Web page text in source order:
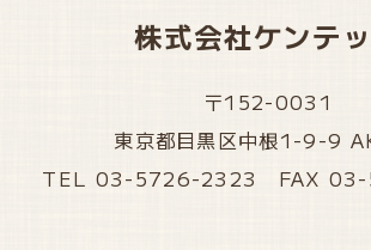
株式会社ケンテ
〒152-0031
東京都目黒区中根1-9-9
TEL 03-5726-2323 FAX